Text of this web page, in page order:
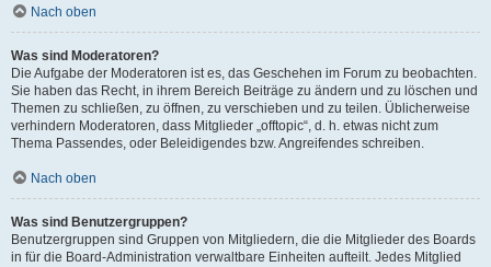
Nach oben
Was sind Moderatoren?
Die Aufgabe der Moderatoren ist es, das Geschehen im Forum zu beobachten.
Sie haben das Recht, in ihrem Bereich Beiträge zu ändern und zu löschen und
Themen zu schließen, zu öffnen, zu verschieben und zu teilen. Üblicherweise
verhindern Moderatoren, dass Mitglieder „offtopic“, d. h. etwas nicht zum
Thema Passendes, oder Beleidigendes bzw. Angreifendes schreiben.
Nach oben
Was sind Benutzergruppen?
Benutzergruppen sind Gruppen von Mitgliedern, die die Mitglieder des Boards
in für die Board-Administration verwaltbare Einheiten aufteilt. Jedes Mitglied